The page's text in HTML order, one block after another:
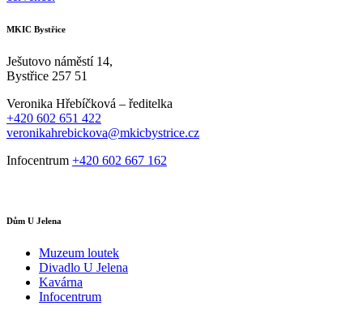
MKIC Bystřice
Ješutovo náměstí 14,
Bystřice 257 51
Veronika Hřebíčková – ředitelka
+420 602 651 422
veronikahrebickova@mkicbystrice.cz
Infocentrum +420 602 667 162
Dům U Jelena
Muzeum loutek
Divadlo U Jelena
Kavárna
Infocentrum